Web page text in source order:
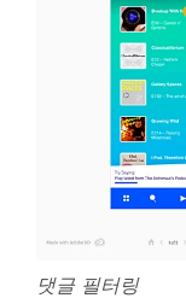
댓글 필터링